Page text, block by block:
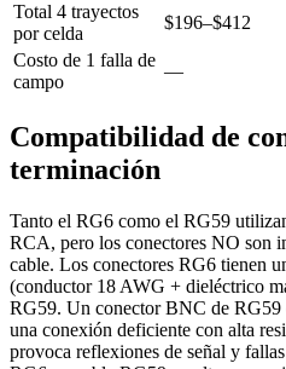
Total 4 trayectos
por celda
$196–$412
Costo de 1 falla de
campo
—
Compatibilidad de
terminación
Tanto el RG6 como el RG59
RCA, pero los conectores NO son
cable. Los conectores RG6 tienen
(conductor 18 AWG + dieléctrico
RG59. Un conector BNC de RG59
una conexión deficiente con alta
provoca reflexiones de señal y